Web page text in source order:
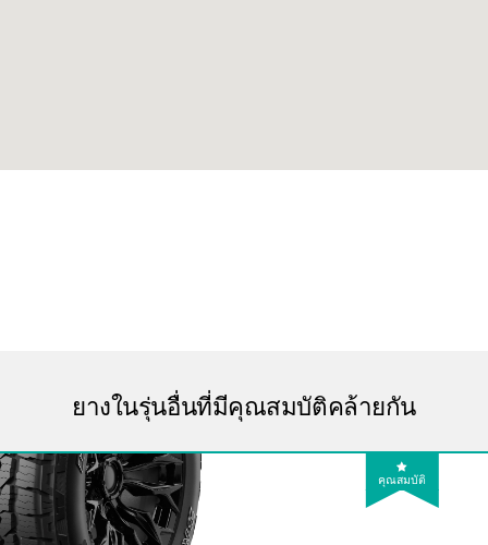
ยางในรุ่นอื่นที่มีคุณสมบัติคล้ายกัน
คุณสมบัติ